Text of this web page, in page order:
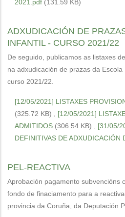
2021.pdf (131.59 KB)
ADXUDICACIÓN DE
INFANTIL - CURSO 2021/22
De seguido, publicamos as listaxes
na adxudicación de prazas da
curso 2021/22.
[12/05/2021] LISTAXES
(325.72 KB)
[12/05/2021]
ADMITIDOS (306.54 KB)
[31/05/
DEFINITIVAS DE ADXUDICACIÓN
PEL-REACTIVA
Aprobación pagamento subvencións
fondo de finaciamento para a
provincia da Coruña, da Deputación